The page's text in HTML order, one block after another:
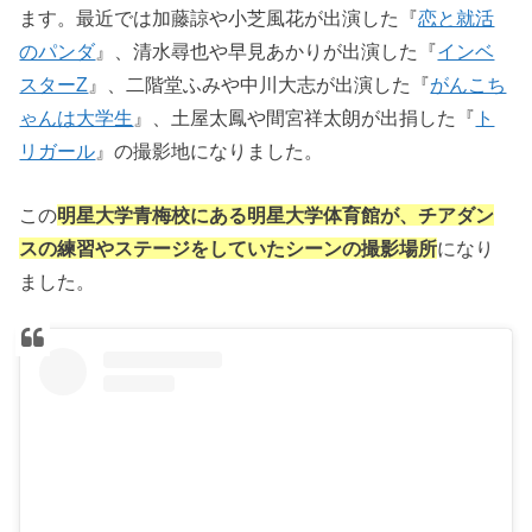
ます。最近では加藤諒や小芝風花が出演した『恋と就活
のパンダ』、清水尋也や早見あかりが出演した『インベ
スターZ 』、二階堂ふみや中川大志が出演した『がんこち
ゃんは大学生 』、土屋太鳳や間宮祥太朗が出捐した『 ト
リガール 』の撮影地になりました。
この明星大学青梅校にある明星大学体育館が、チアダン
スの練習やステージをしていたシーンの撮影場所になり
ました。